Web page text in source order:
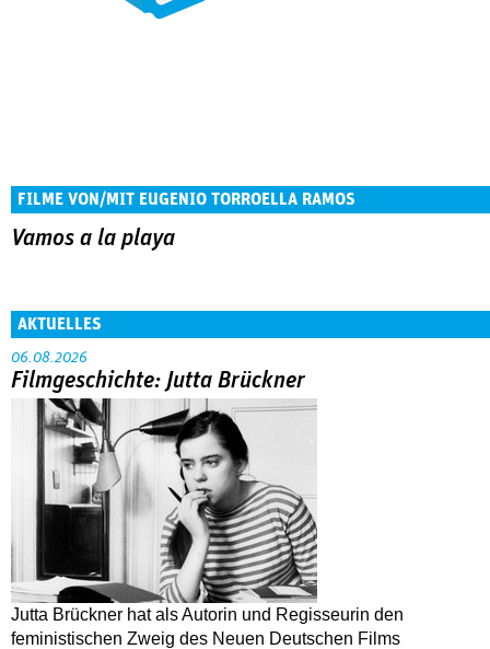
FILME VON/MIT EUGENIO TORROELLA RAMOS
Vamos a la playa
AKTUELLES
06.08.2026
Filmgeschichte: Jutta Brückner
Jutta Brückner hat als Autorin und Regisseurin den
feministischen Zweig des Neuen Deutschen Films